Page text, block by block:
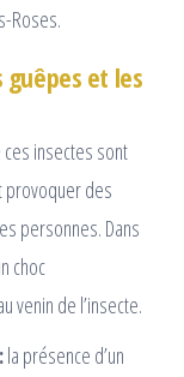
Roses.
guêpes et les
insectes sont
des
personnes. Dans
choc
venin de l’insecte.
la présence d’un